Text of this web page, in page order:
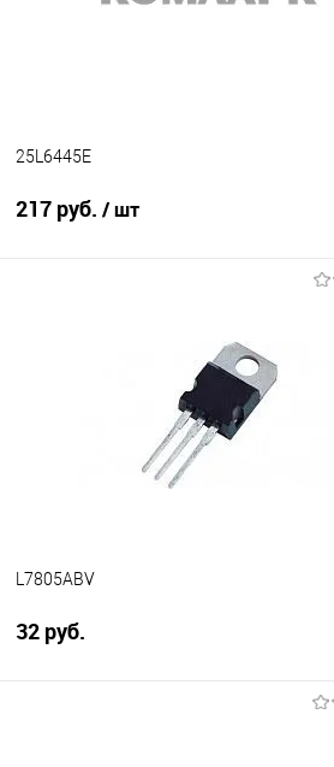
25L6445E
217 руб. / шт
Недоступно
L7805ABV
32 руб.